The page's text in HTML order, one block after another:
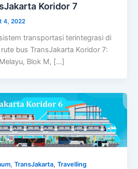
Koridor 7
4, 2022
transportasi terintegrasi di
bus TransJakarta Koridor 7:
Blok M, […]
,TransJakarta,Travelling